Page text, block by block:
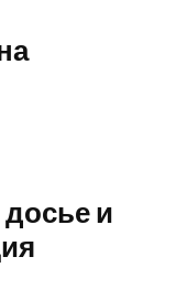
и